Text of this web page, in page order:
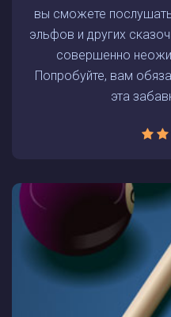
вы сможете
эльфов и других
совершенно
Попробуйте, вам
эта